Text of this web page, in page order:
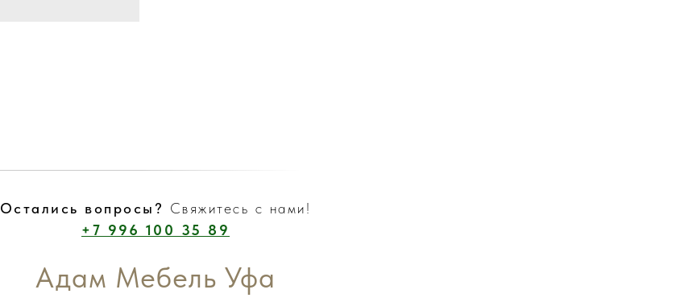
Остались вопросы? Свяжитесь с нами!
+7 996 100 35 89
Адам Мебель Уфа